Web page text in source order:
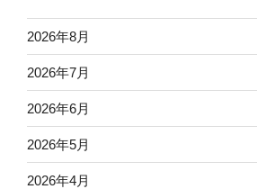
2026年8月
2026年7月
2026年6月
2026年5月
2026年4月